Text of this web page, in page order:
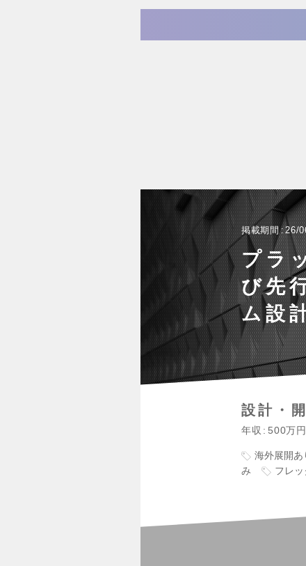
掲載期間 26/
プラ
び先
ム設
設計・
年収 500万
海外展開あ
み
フレ